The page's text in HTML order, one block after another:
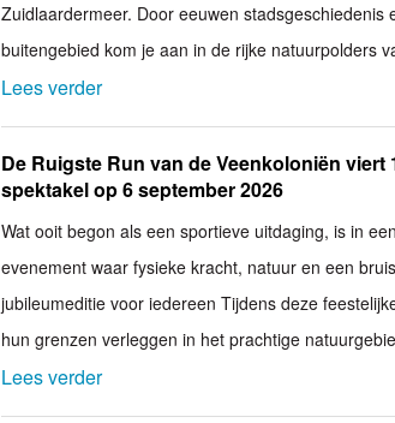
Zuidlaardermeer. Door eeuwen stadsgeschiedenis
buitengebied kom je aan in de rijke natuurpolders
Lees verder
De Ruigste Run van de Veenkoloniën
spektakel op 6 september 2026
Wat ooit begon als een sportieve uitdaging, is in
evenement waar fysieke kracht, natuur en een
jubileumeditie voor iedereen Tijdens deze
hun grenzen verleggen in het prachtige
Lees verder